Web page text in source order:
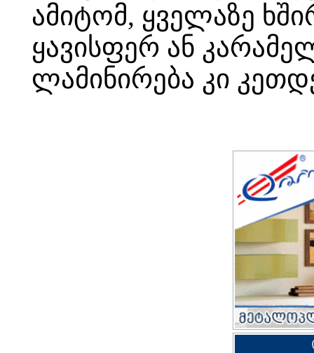
ამიტომ, ყველაზე
ყავისფერ ან
ლამინირება კი